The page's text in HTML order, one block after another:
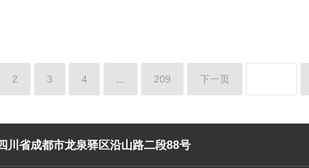
2 3 4 209 下一页
川省成都市龙泉驿区沿山路二段88号